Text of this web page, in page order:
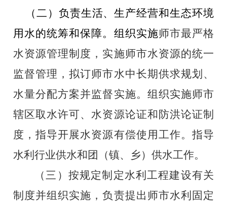
（二）负责生活、生产经营和生态环境
用水的统筹和保障。组织实施师市最严格
水资源管理制度，实施师市水资源的统一
监督管理，拟订师市水中长期供求规划、
水量分配方案并监督实施。组织实施师市
辖区取水许可、水资源论证和防洪论证制
度，指导开展水资源有偿使用工作。指导
水利行业供水和团（镇、乡）供水工作。
（三）按规定制定水利工程建设有关
制度并组织实施，负责提出师市水利固定